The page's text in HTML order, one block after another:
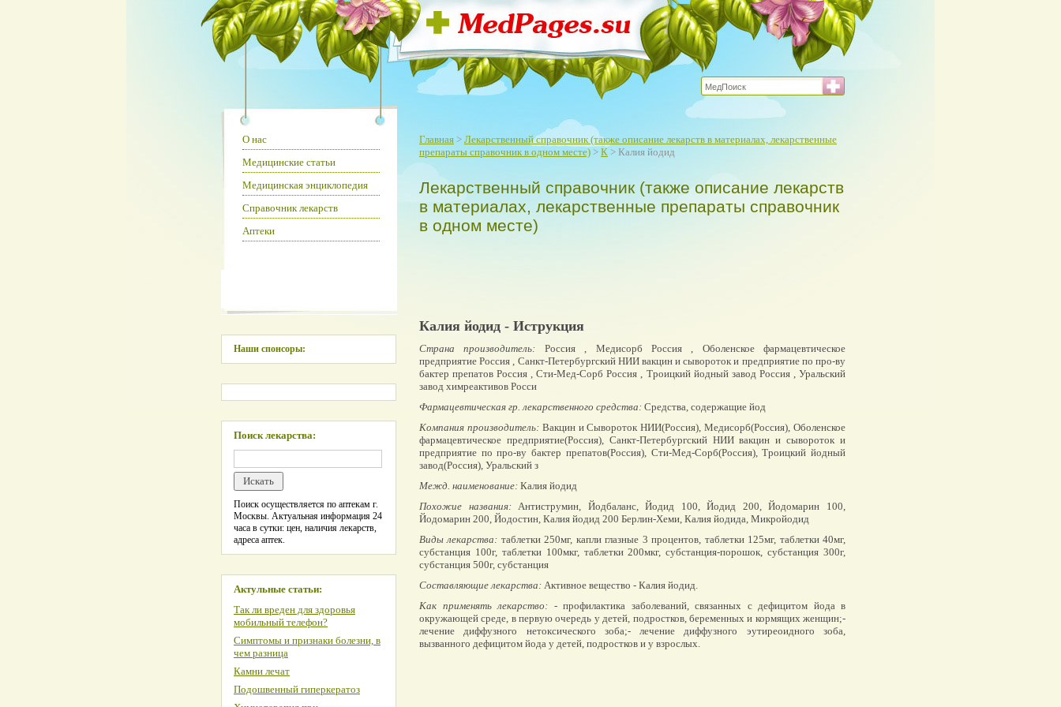
Главная > Лекарственный справочник (также описание лекарств в материалах, лекарственные
препараты справочник в одном месте) > К > Калия йодид
Лекарственный справочник (также описание лекарств
в материалах, лекарственные препараты справочник
в одном месте)
Калия йодид - Иструкция
Страна производитель: Россия , Медисорб Россия , Оболенское фармацевтическое
предприятие Россия , Санкт-Петербургский НИИ вакцин и сывороток и предприятие по про-ву
бактер препатов Россия , Сти-Мед-Сорб Россия , Троицкий йодный завод Россия , Уральский
завод химреактивов Росси
Фармацевтическая гр. лекарственного средства: Средства, содержащие йод
Компания производитель:Вакцин и Сывороток НИИ(Россия), Медисорб(Россия), Оболенское
фармацевтическое предприятие(Россия), Санкт-Петербургский НИИ вакцин и сывороток и
предприятие по про-ву бактер препатов(Россия), Сти-Мед-Сорб(Россия), Троицкий йодный
завод(Россия), Уральский з
Межд. наименование: Калия йодид
Похожие названия:Антиструмин, Йодбаланс, Йодид 100, Йодид 200, Йодомарин 100,
Йодомарин 200, Йодостин, Калия йодид 200 Берлин-Хеми, Калия йодида, Микройодид
Виды лекарства: таблетки 250мг, капли глазные 3 процентов, таблетки 125мг, таблетки 40мг,
субстанция 100г, таблетки 100мкг, таблетки 200мкг, субстанция-порошок, субстанция 300г,
субстанция 500г, субстанция
Составляющие лекарства: Активное вещество - Калия йодид.
Как применять лекарство: - профилактика заболеваний, связанных с дефицитом йода в
окружающей среде, в первую очередь у детей, подростков, беременных и кормящих женщин;-
лечение диффузного нетоксического зоба;- лечение диффузного эутиреоидного зоба,
вызванного дефицитом йода у детей, подростков и у взрослых.
О нас
Медицинские статьи
Медицинская энциклопедия
Справочник лекарств
Аптеки
Наши спонсоры:
Поиск лекарства:
Поиск осуществляется по аптекам г.
Москвы. Актуальная информация 24
часа в сутки: цен, наличия лекарств,
адреса аптек.
Актульные статьи:
Так ли вреден для здоровья
мобильный телефон?
Симптомы и признаки болезни, в
чем разница
Камни лечат
Подошвенный гиперкератоз